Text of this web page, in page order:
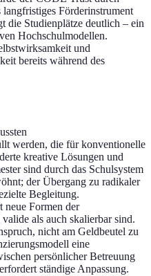
Förderinstrument
die Studienplätze deutlich – ein
Hochschulmodellen.
und
bereits während des
werden, die für konventionelle
kreative Lösungen und
sind durch das Schulsystem
der Übergang zu radikaler
Begleitung.
neue Formen der
als auch skalierbar sind.
nicht am Geldbeutel zu
eine
persönlicher Betreuung
ständige Anpassung.